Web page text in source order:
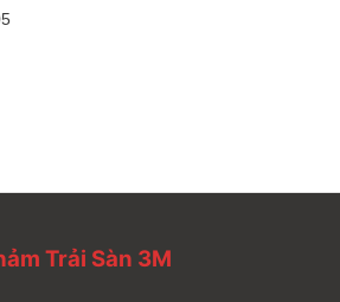
Trải Sàn 3M